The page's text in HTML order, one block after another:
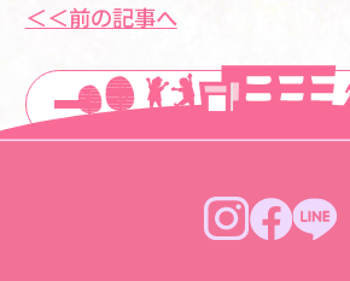
＜＜前の記事へ
一覧に戻る